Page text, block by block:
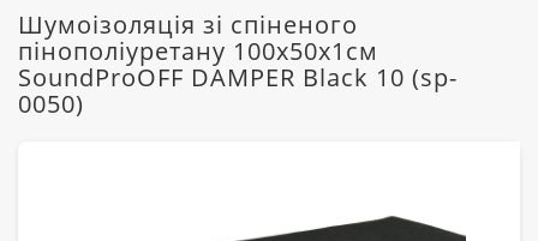
Шумоізоляція зі спіненого
пінополіуретану 100х50х1см
SoundProOFF DAMPER Black 10 (sp-
0050)